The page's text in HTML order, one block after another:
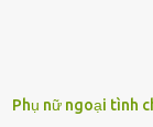
Phụ nữ ngoại tình